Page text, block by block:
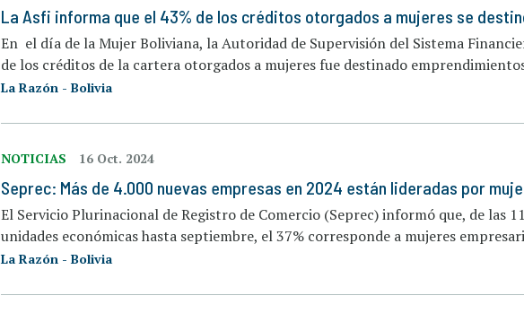
La Asfi informa que el 43% de los créditos otorgados a mujeres se
En el día de la Mujer Boliviana, la Autoridad de Supervisión del Sistema
de los créditos de la cartera otorgados a mujeres fue destinado
La Razón - Bolivia
NOTICIAS 16 Oct. 2024
Seprec: Más de 4.000 nuevas empresas en 2024 están lideradas por
El Servicio Plurinacional de Registro de Comercio (Seprec) informó que, de las
unidades económicas hasta septiembre, el 37% corresponde a mujeres
La Razón - Bolivia